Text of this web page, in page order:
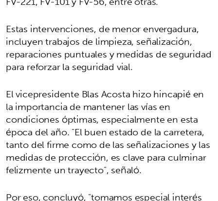
Estas intervenciones, de menor envergadura,
incluyen trabajos de limpieza, señalización,
reparaciones puntuales y medidas de seguridad
para reforzar la seguridad vial.
El vicepresidente Blas Acosta hizo hincapié en
la importancia de mantener las vías en
condiciones óptimas, especialmente en esta
época del año. "El buen estado de la carretera,
tanto del firme como de las señalizaciones y las
medidas de protección, es clave para culminar
felizmente un trayecto", señaló.
Por eso, concluyó, "tomamos especial interés